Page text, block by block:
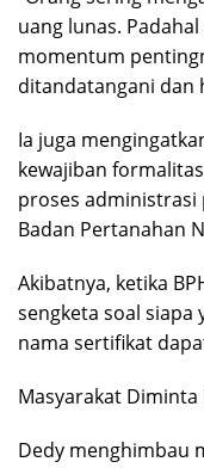
uang lunas.
momentum
ditandatangani dan
Ia juga
kewajiban
proses
Badan Pertanahan
Akibatnya, ketika
sengketa soal siapa
nama sertifikat
Masyarakat Diminta
Dedy menghimbau